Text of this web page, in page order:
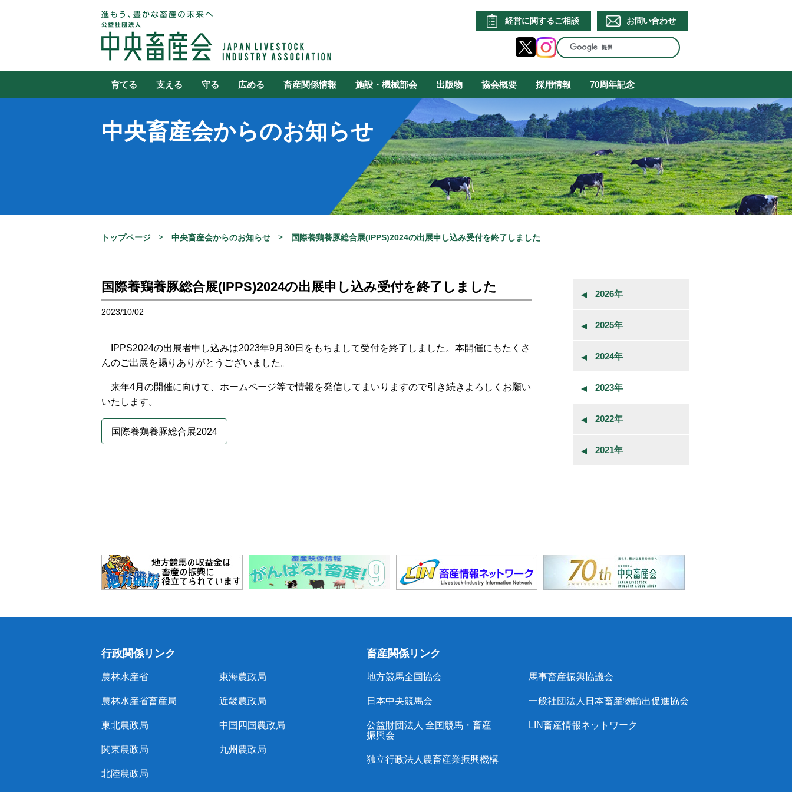
経営に関するご相談 お問い合わせ
育てる 支える 守る 広める 畜産関係情報 施設・機械部会 出版物 協会概要 採用情報 70周年記念
中央畜産会からのお知らせ
トップページ 中央畜産会からのお知らせ 国際養鶏養豚総合展(IPPS)2024の出展申し込み受付を終了しました
国際養鶏養豚総合展(IPPS)2024の出展申し込み受付を終了しました
2023/10/02
IPPS2024の出展者申し込みは2023年9月30日をもちまして受付を終了しました。本開催にもたくさ
んのご出展を賜りありがとうございました。
来年4月の開催に向けて、ホームページ等で情報を発信してまいりますので引き続きよろしくお願い
いたします。
国際養鶏養豚総合展2024
2026年
2025年
2024年
2023年
2022年
2021年
行政関係リンク
農林水産省
農林水産省畜産局
東北農政局
関東農政局
北陸農政局
東海農政局
近畿農政局
中国四国農政局
九州農政局
畜産関係リンク
地方競馬全国協会
日本中央競馬会
公益財団法人 全国競馬・畜産
振興会
独立行政法人農畜産業振興機構
馬事畜産振興協議会
一般社団法人日本畜産物輸出促進協会
LIN畜産情報ネットワーク